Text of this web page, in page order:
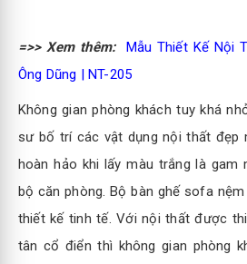
=>> Xem thêm:
Mẫu Thiết Kế Nội
Ông Dũng | NT-205
Không gian phòng khách tuy khá
sư bố trí các vật dụng nội thất đẹp
hoàn hảo khi lấy màu trắng là
bộ căn phòng. Bộ bàn ghế sofa
thiết kế tinh tế. Với nội thất được
tân cổ điển thì không gian phòng